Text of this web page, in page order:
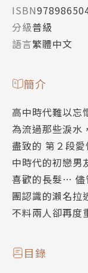
ISBN
分級普級
語言繁體中文
簡介
高中時代難以忘
為流過那些淚水
盡致的 第２段
中時代的初戀
喜歡的長髮… 儘
團認識的瀨名拉
不料兩人卻再
目錄